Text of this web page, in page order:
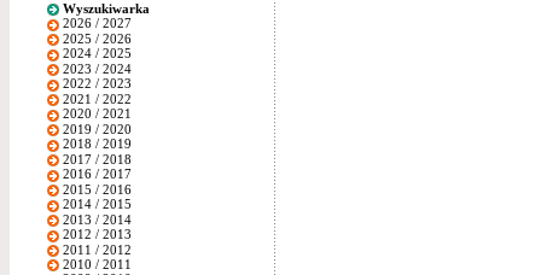
Wyszukiwarka
2026 / 2027
2025 / 2026
2024 / 2025
2023 / 2024
2022 / 2023
2021 / 2022
2020 / 2021
2019 / 2020
2018 / 2019
2017 / 2018
2016 / 2017
2015 / 2016
2014 / 2015
2013 / 2014
2012 / 2013
2011 / 2012
2010 / 2011